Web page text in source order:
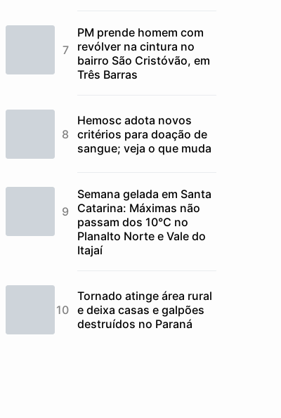
PM prende homem com
revólver na cintura no
bairro São Cristóvão, em
Três Barras
Hemosc adota novos
critérios para doação de
sangue; veja o que muda
Semana gelada em Santa
Catarina: Máximas não
passam dos 10°C no
Planalto Norte e Vale do
Itajaí
Tornado atinge área rural
e deixa casas e galpões
destruídos no Paraná